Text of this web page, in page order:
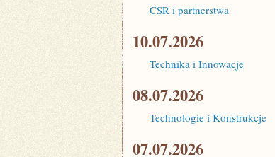
CSR i partnerstwa
10.07.2026
Technika i Innowacje
08.07.2026
Technologie i Konstrukcje
07.07.2026